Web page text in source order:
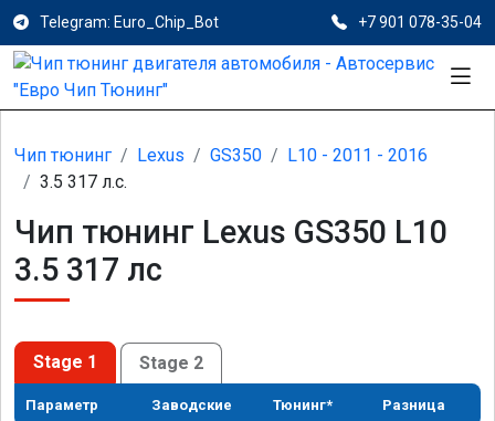
Telegram: Euro_Chip_Bot +7 901 078-35-04
Чип тюнинг Lexus GS350
L10 - 2011 - 2016
3.5 317 л.с.
Чип тюнинг Lexus GS350 L10
3.5 317 лс
Stage 1 Stage 2
Параметр Заводские Тюнинг* Разница